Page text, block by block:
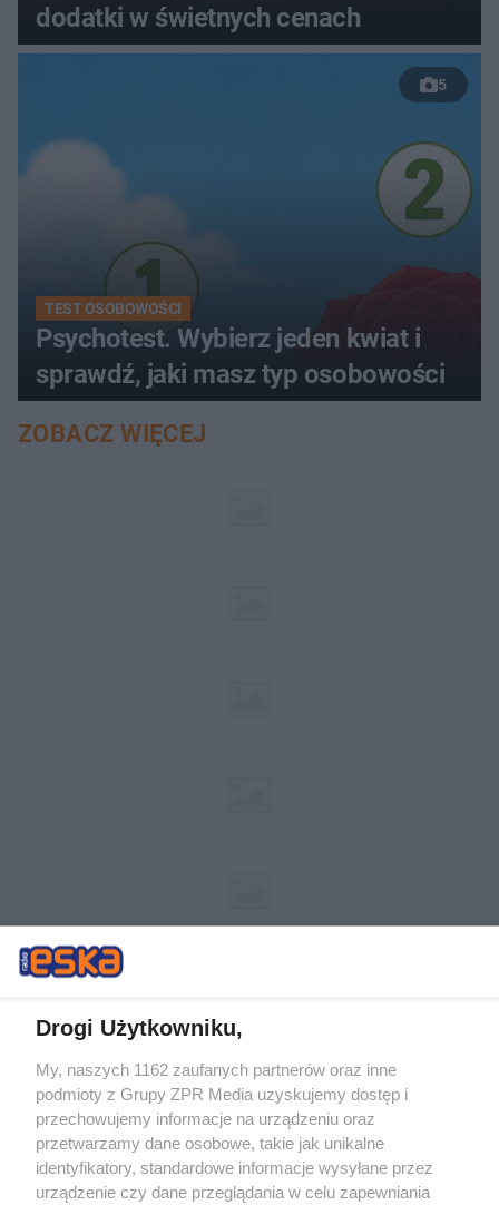
dodatki w świetnych cenach
5
TEST OSOBOWOŚCI
Psychotest. Wybierz jeden kwiat i
sprawdź, jaki masz typ osobowości
ZOBACZ WIĘCEJ
Żaden utwór zamieszczony w serwisie nie może być powielany i
rozpowszechniany lub dalej rozpowszechniany w jakikolwiek sposób (w
tym także elektroniczny lub mechaniczny) na jakimkolwiek polu
eksploatacji w jakiejkolwiek formie, włącznie z umieszczaniem w
Internecie bez pisemnej zgody właściciela praw. Jakiekolwiek użycie lub
wykorzystanie utworów w całości lub w części z naruszeniem prawa,
tzn. bez właściwej zgody, jest zabronione pod groźbą kary i może być
Drogi Użytkowniku,
My, naszych 1162 zaufanych partnerów oraz inne
podmioty z Grupy ZPR Media uzyskujemy dostęp i
przechowujemy informacje na urządzeniu oraz
przetwarzamy dane osobowe, takie jak unikalne
identyfikatory, standardowe informacje wysyłane przez
urządzenie czy dane przeglądania w celu zapewniania